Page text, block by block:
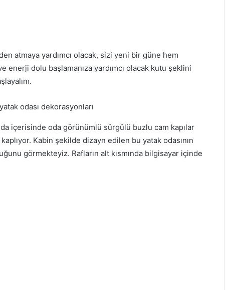
atmaya yardımcı olacak, sizi yeni bir güne hem
dolu başlamanıza yardımcı olacak kutu şeklini
içerisinde oda görünümlü sürgülü buzlu cam kapılar
Kabin şekilde dizayn edilen bu yatak odasının
görmekteyiz. Rafların alt kısmında bilgisayar içinde